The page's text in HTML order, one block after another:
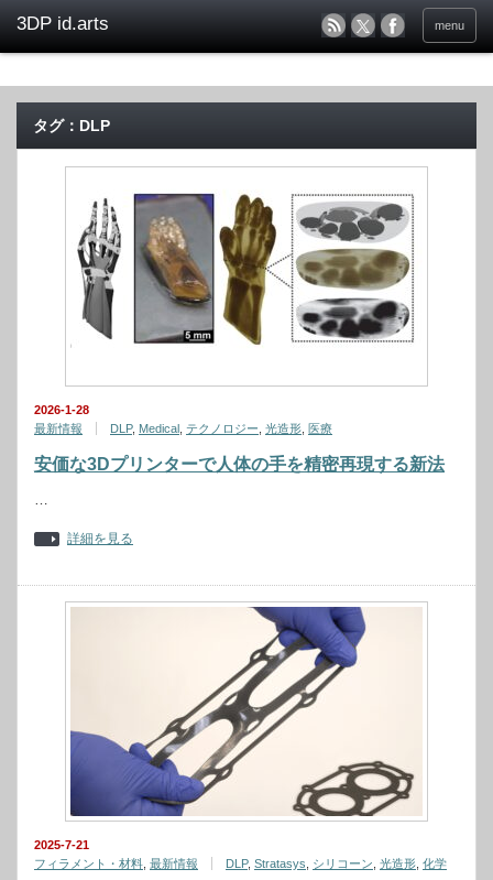
menu
タグ：DLP
2026-1-28
最新情報
DLP, Medical テクノロジー 光造形 医療
安価な3Dプリンターで人体の手を精密再現する新法
…
詳細を見る
2025-7-21
フィラメント・材料 最新情報 DLP, Stratasys シリコーン 光造形 化学